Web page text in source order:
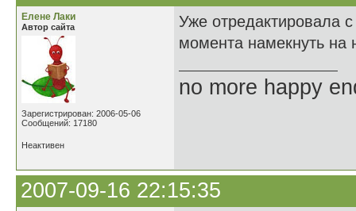
Елене Лаки
Автор сайта
Зарегистрирован: 2006-05-06
Сообщений: 17180
Уже отредактировала
момента намекнуть на
no more happy
Неактивен
2007-09-16 22:15:35